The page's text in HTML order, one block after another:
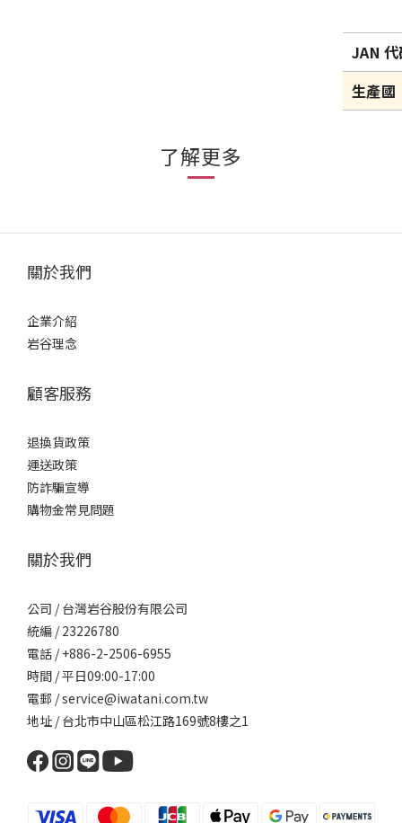
JAN
生產國
了解更多
關於我們
企業介紹
岩谷理念
顧客服務
退換貨政策
運送政策
防詐騙宣導
購物金常見問題
關於我們
公司 / 台灣岩谷股份有限公司
統編 / 23226780
電話 / +886-2-2506-6955
時間 / 平日09:00-17:00
電郵 / service@iwatani.com.tw
地址 / 台北市中山區松江路169號8樓之1